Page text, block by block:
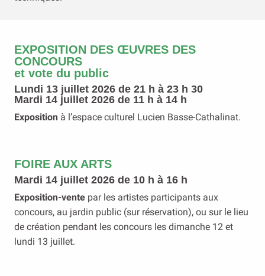
EXPOSITION DES ŒUVRES DES
CONCOURS
et vote du public
Lundi 13 juillet 2026 de 21 h à 23 h 30
Mardi 14 juillet 2026 de 11 h à 14 h
Exposition à l’espace culturel Lucien Basse-Cathalinat.
FOIRE AUX ARTS
Mardi 14 juillet 2026 de 10 h à 16 h
Exposition-vente par les artistes participants aux
concours, au jardin public (sur réservation), ou sur le lieu
de création pendant les concours les dimanche 12 et
lundi 13 juillet.